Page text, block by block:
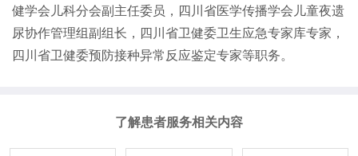
健学会儿科分会副主任委员，四川省医学传播学会儿童夜遗
尿协作管理组副组长，四川省卫健委卫生应急专家库专家，
四川省卫健委预防接种异常反应鉴定专家等职务。
了解患者服务相关内容